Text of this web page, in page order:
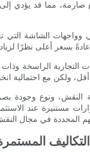
مما قد يؤدي إلى
وواجهات الشاشة التي
تكلفة ماكينة نقش ألياف الليزر بقدرة 100 وات. غالبًا ما
وتصميم منطقة النقش، ونوع
مستنيرة عند